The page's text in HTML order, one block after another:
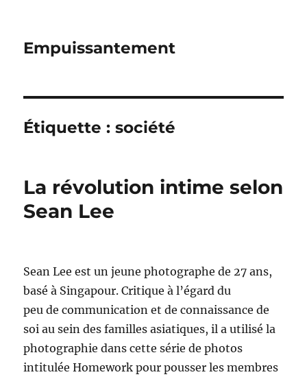
Empuissantement
Étiquette :société
La révolution intime selon
Sean Lee
Sean Lee est un jeune photographe de 27 ans,
basé à Singapour. Critique à l’égard du
peu de communication et de connaissance de
soi au sein des familles asiatiques, il a utilisé la
photographie dans cette série de photos
intitulée Homework pour pousser les membres